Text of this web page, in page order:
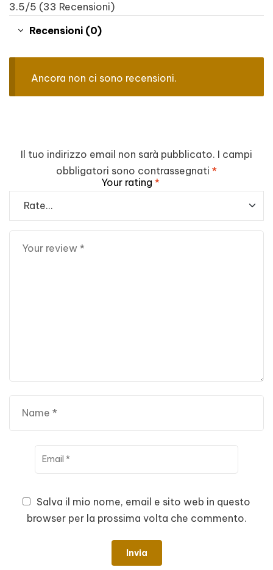
3.5/5 (33 Recensioni)
Recensioni (0)
Ancora non ci sono recensioni.
Il tuo indirizzo email non sarà pubblicato. I campi
obbligatori sono contrassegnati *
Your rating *
Salva il mio nome, email e sito web in questo
browser per la prossima volta che commento.